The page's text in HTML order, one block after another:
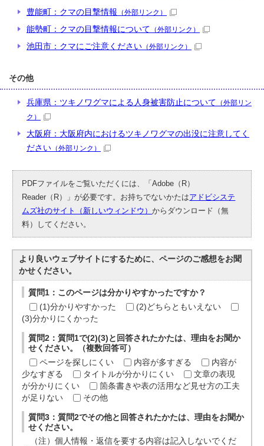
豊能町：クマの目撃情報 （外部リンク）
能勢町：クマの目撃情報について （外部リンク）
池田市：クマにご注意ください （外部リンク）
その他
兵庫県：ツキノワグマによる人身被害防止について （外部リン
ク）
大阪府：大阪府内におけるツキノワグマの出没に注意してく
ださい （外部リンク）
PDFファイルをご覧いただくには、「Adobe（R）
Reader（R）」が必要です。お持ちでないかたはアドビシステ
ムズ社のサイト（新しいウィンドウ）からダウンロード（無
料）してください。
より良いウェブサイトにするために、ページのご感想をお聞
かせください。
質問1：このページは分かりやすかったですか？
(1)分かりやすかった
(2)どちらともいえない
(3)分かりにくかった
質問2：質問1で(2)(3)と回答されたかたは、理由をお聞か
せください。（複数回答可）
ページを探しにくい
内容が多すぎる
内容が
少なすぎる
タイトルが分かりにくい
文章の表現
が分かりにくい
箇条書きや表の活用など見せ方の工夫
が足りない
その他
質問3：質問2でその他と回答されたかたは、理由をお聞か
せください。
（注）個人情報・返信を要する内容は記入しないでくだ